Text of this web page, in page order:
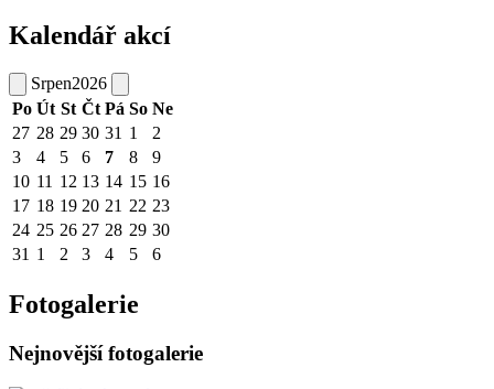
Kalendář akcí
Srpen2026
Po Út St Čt Pá So Ne
27 28 29 30 31 1
2
3
4 5 6 7 8
9
10 11 12 13 14 15 16
17 18 19 20 21 22 23
24 25 26 27 28 29 30
31 1 2 3 4 5 6
Fotogalerie
Nejnovější fotogalerie